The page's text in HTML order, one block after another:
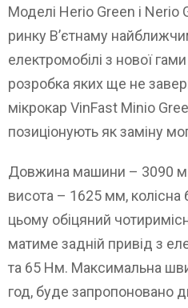
Моделі Herio Green і Nerio
ринку В’єтнаму
електромобілі з нової
розробка яких ще не
мікрокар VinFast Minio
позиціонують як заміну
Довжина машини – 3090
висота – 1625 мм,
цьому обіцяний
матиме задній привід з
та 65 Нм. Максимальна
год, буде запропоновано